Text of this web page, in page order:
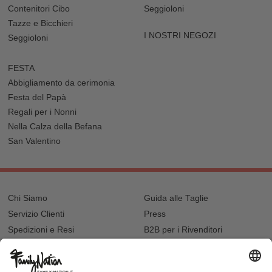
Contenitori Cibo
Tazze e Bicchieri
Seggioloni
Seggioloni
I NOSTRI NEGOZI
FESTA
Abbigliamento da cerimonia
Festa del Papà
Regali per i Nonni
Nella Calza della Befana
San Valentino
Chi Siamo
Servizio Clienti
Spedizioni e Resi
Recupero password?
Guida alle Taglie
Press
B2B per i Rivenditori